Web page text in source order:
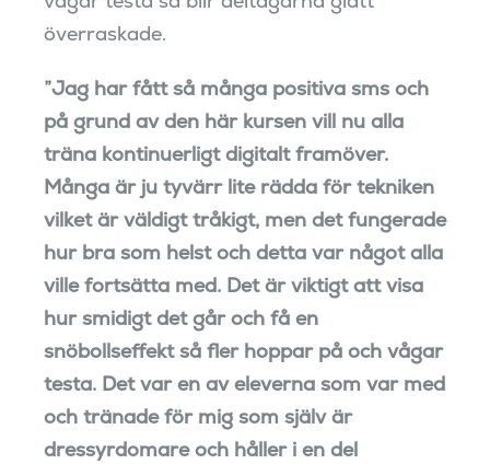
överraskade.
”Jag har fått så många positiva sms och
på grund av den här kursen vill nu alla
träna kontinuerligt digitalt framöver.
Många är ju tyvärr lite rädda för tekniken
vilket är väldigt tråkigt, men det fungerade
hur bra som helst och detta var något alla
ville fortsätta med. Det är viktigt att visa
hur smidigt det går och få en
snöbollseffekt så fler hoppar på och vågar
testa. Det var en av eleverna som var med
och tränade för mig som själv är
dressyrdomare och håller i en del